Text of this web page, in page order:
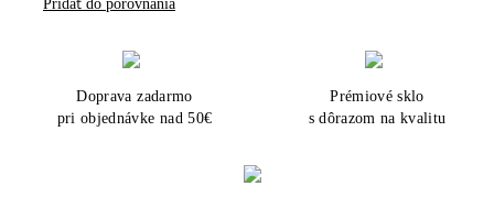
Pridať do porovnania
Doprava zadarmo
pri objednávke nad 50€
Prémiové sklo
s dôrazom na kvalitu